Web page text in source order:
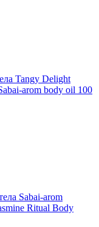
Tangy Delight
arom body oil 100
Sabai-arom
Ritual Body